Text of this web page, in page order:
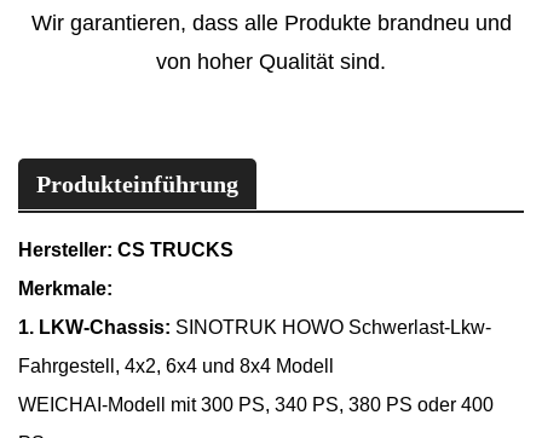
Wir garantieren, dass alle Produkte brandneu und
von hoher Qualität sind.
Produkteinführung
Hersteller: CS TRUCKS
Merkmale:
1. LKW-Chassis: SINOTRUK HOWO Schwerlast-Lkw-
Fahrgestell, 4x2, 6x4 und 8x4 Modell
WEICHAI-Modell mit 300 PS, 340 PS, 380 PS oder 400